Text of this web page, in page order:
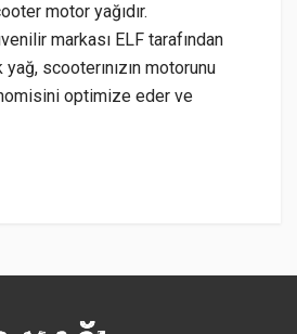
motor yağıdır.
markası ELF tarafından
scooterınızın motorunu
optimize eder ve